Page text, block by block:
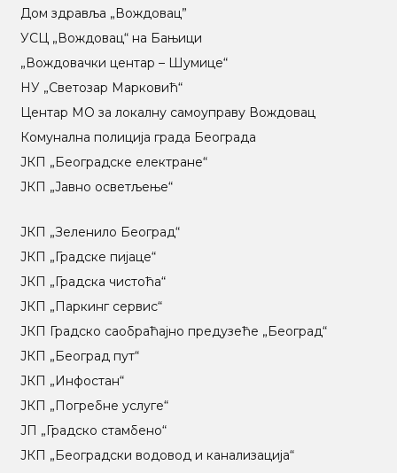
Дом здравља „Вождовац”
УСЦ „Вождовац“ на Бањици
„Вождовачки центар – Шумице“
НУ „Светозар Марковић“
Центар МO за локалну самоуправу Вождовац
Комунална полиција града Београда
ЈКП „Београдске електране“
ЈКП „Јавно осветљење“
ЈКП „Зеленило Београд“
ЈКП „Градске пијаце“
ЈКП „Градска чистоћа“
ЈКП „Паркинг сервис“
ЈКП Градско саобраћајно предузеће „Београд“
ЈКП „Београд пут“
ЈКП „Инфостан“
ЈКП „Погребне услуге“
ЈП „Градско стамбено“
ЈКП „Београдски водовод и канализација“